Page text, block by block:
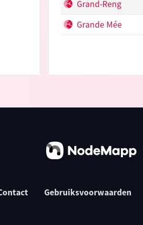
Grand-Reng
Grande Mée
Gebruiksvoorwaarden